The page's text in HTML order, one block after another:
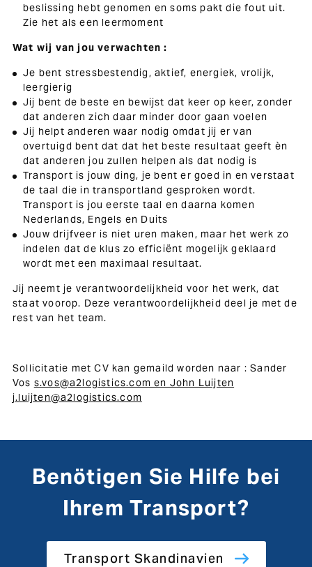
beslissing hebt genomen en soms pakt die fout uit.
Zie het als een leermoment
Wat wij van jou verwachten :
Je bent stressbestendig, aktief, energiek, vrolijk,
leergierig
Jij bent de beste en bewijst dat keer op keer, zonder
dat anderen zich daar minder door gaan voelen
Jij helpt anderen waar nodig omdat jij er van
overtuigd bent dat dat het beste resultaat geeft èn
dat anderen jou zullen helpen als dat nodig is
Transport is jouw ding, je bent er goed in en verstaat
de taal die in transportland gesproken wordt.
Transport is jou eerste taal en daarna komen
Nederlands, Engels en Duits
Jouw drijfveer is niet uren maken, maar het werk zo
indelen dat de klus zo efficiënt mogelijk geklaard
wordt met een maximaal resultaat.
Jij neemt je verantwoordelijkheid voor het werk, dat
staat voorop. Deze verantwoordelijkheid deel je met de
rest van het team.
Sollicitatie met CV kan gemaild worden naar : Sander
Vos s.vos@a2logistics.com en John Luijten
j.luijten@a2logistics.com
Benötigen Sie Hilfe bei
Ihrem Transport?
Transport Skandinavien